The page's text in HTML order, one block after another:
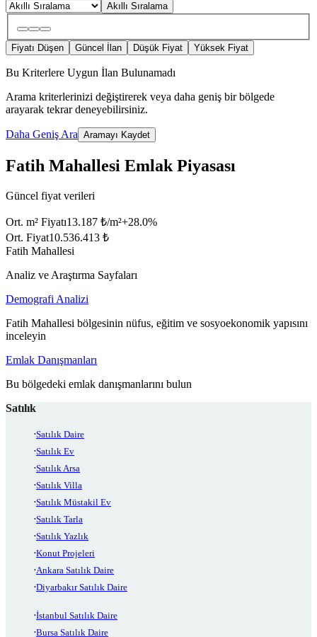
Akıllı Sıralama
Fiyatı Düşen Güncel İlan Düşük Fiyat Yüksek Fiyat
Bu Kriterlere Uygun İlan Bulunamadı
Arama kriterlerinizi değiştirerek veya daha geniş bir bölgede
arayarak tekrar deneyebilirsiniz.
Daha Geniş Ara Aramayı Kaydet
Fatih Mahallesi Emlak Piyasası
Güncel fiyat verileri
Ort. m² Fiyatı13.187 ₺/m²+28.0%
Ort. Fiyat10.536.413 ₺
Fatih Mahallesi
Analiz ve Araştırma Sayfaları
Demografi Analizi
Fatih Mahallesi bölgesinin nüfus, eğitim ve sosyoekonomik yapısını
inceleyin
Emlak Danışmanları
Bu bölgedeki emlak danışmanlarını bulun
Satılık
Satılık Daire
Satılık Ev
Satılık Arsa
Satılık Villa
Satılık Müstakil Ev
Satılık Tarla
Satılık Yazlık
Konut Projeleri
Ankara Satılık Daire
Diyarbakır Satılık Daire
İstanbul Satılık Daire
Bursa Satılık Daire